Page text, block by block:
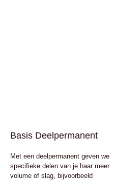
Basis Deelpermanent
Met een deelpermanent geven we
specifieke delen van je haar meer
volume of slag, bijvoorbeeld